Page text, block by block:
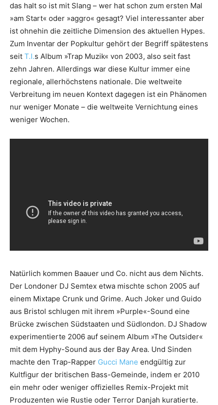
das halt so ist mit Slang – wer hat schon zum ersten Mal
»am Start« oder »aggro« gesagt? Viel interessanter aber
ist ohnehin die zeitliche Dimension des aktuellen Hypes.
Zum Inventar der Popkultur gehört der Begriff spätestens
seit T.I.s Album »Trap Muzik« von 2003, also seit fast
zehn Jahren. Allerdings war diese Kultur immer eine
regionale, allerhöchstens nationale. Die weltweite
Verbreitung im neuen Kontext dagegen ist ein Phänomen
nur weniger Monate – die weltweite Vernichtung eines
weniger Wochen.
Natürlich kommen Baauer und Co. nicht aus dem Nichts.
Der Londoner DJ Semtex etwa mischte schon 2005 auf
einem Mix­tape Crunk und Grime. Auch Joker und Guido
aus Bristol schlugen mit ihrem »Purple«-Sound eine
Brücke zwischen Südstaaten und Südlondon. DJ Shadow
experimentierte 2006 auf seinem Album »The Outsider«
mit dem Hyphy-Sound aus der Bay Area. Und Sinden
machte den Trap-Rapper Gucci Mane endgültig zur
Kultfigur der britischen Bass-Gemeinde, indem er 2010
ein mehr oder weniger offizielles Remix-Projekt mit
Produzenten wie Rustie oder Terror Danjah kuratierte.